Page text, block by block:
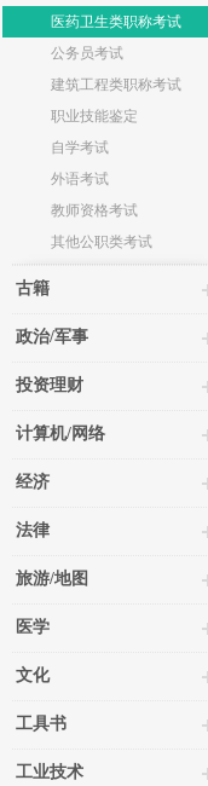
医药卫生类职称考试
公务员考试
建筑工程类职称考试
职业技能鉴定
自学考试
外语考试
教师资格考试
其他公职类考试
古籍
政治/军事
投资理财
计算机/网络
经济
法律
旅游/地图
医学
文化
工具书
工业技术